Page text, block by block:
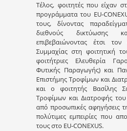
Τέλος, φοιτητές που είχαν
προγράμματα του EU-
τους, δίνοντας
διεθνούς δικτύωσης
επιβεβαιώνοντας έτσι
Συμμαχίας στη φοιτητική
φοιτήτριες Ελευθερία
Φυτικής Παραγωγής) και
Επιστήμης Τροφίμων και
και ο φοιτητής Βασίλης
Τροφίμων και Διατροφής
από προσωπικές αφηγήσεις
πολύτιμες εμπειρίες που
τους στο EU-CONEXUS.